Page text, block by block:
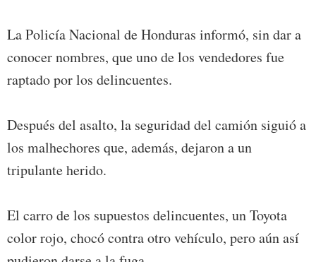
La Policía Nacional de Honduras informó, sin dar a
conocer nombres, que uno de los vendedores fue
raptado por los delincuentes.
Después del asalto, la seguridad del camión siguió a
los malhechores que, además, dejaron a un
tripulante herido.
El carro de los supuestos delincuentes, un Toyota
color rojo, chocó contra otro vehículo, pero aún así